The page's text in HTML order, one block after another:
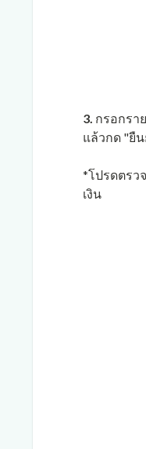
3. กรอกรา
แล้วกด "ยื
*โปรดตรว
เงิน